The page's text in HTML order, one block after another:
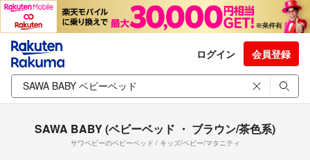
ログイン 会員登録
SAWA BABY (ベビーベッド ・ ブラウン/茶色系)
サワベビーのベビーベッド / キッズ/ベビー/マタニティ